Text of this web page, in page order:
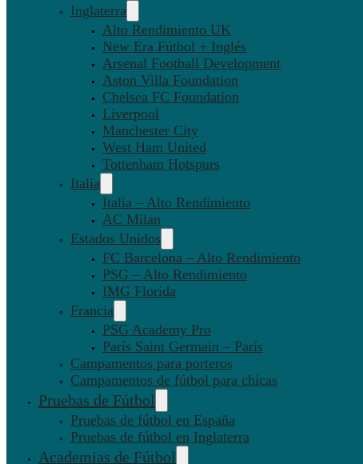
Inglaterra
Alto Rendimiento UK
New Era Fútbol + Inglés
Arsenal Football Development
Aston Villa Foundation
Chelsea FC Foundation
Liverpool
Manchester City
West Ham United
Tottenham Hotspurs
Italia
Italia – Alto Rendimiento
AC Milan
Estados Unidos
FC Barcelona – Alto Rendimiento
PSG – Alto Rendimiento
IMG Florida
Francia
PSG Academy Pro
París Saint Germain – París
Campamentos para porteros
Campamentos de fútbol para chicas
Pruebas de Fútbol
Pruebas de fútbol en España
Pruebas de fútbol en Inglaterra
Academias de Fútbol